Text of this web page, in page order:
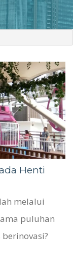
Henti
melalui
puluhan